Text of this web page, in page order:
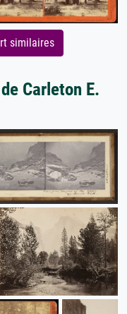
similaires
Carleton E.